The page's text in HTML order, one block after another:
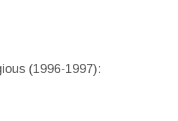
(1996-1997):